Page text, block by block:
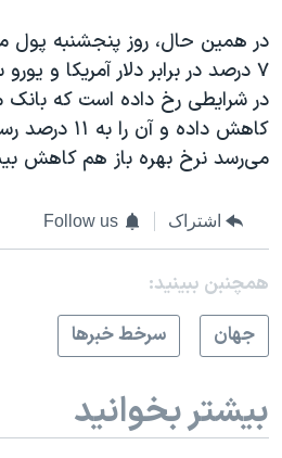
در همین حال، روز پنجشنبه پول
۷ درصد در برابر دلار آمریکا و
در شرایطی رخ داده است که بانک
کاهش داده و
می‌رسد نرخ بهره باز هم کاهش
اشتراک Follow us
همچنبن ببینید:
جهان
سرخط خبرها
بیشتر بخوانید